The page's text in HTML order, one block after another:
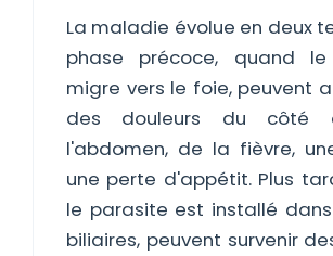
La maladie évolue en deux
phase précoce, quand
migre vers le foie, peuvent
des douleurs du côté
l'abdomen, de la fièvre,
une perte d'appétit. Plus
le parasite est installé
biliaires, peuvent survenir